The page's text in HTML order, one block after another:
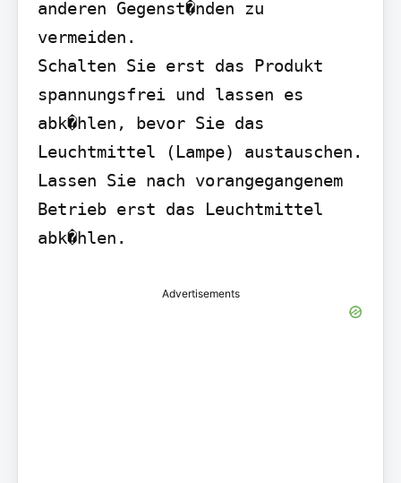
anderen Gegenst�nden zu
vermeiden.
Schalten Sie erst das Produkt
spannungsfrei und lassen es
abk�hlen, bevor Sie das
Leuchtmittel (Lampe) austauschen.
Lassen Sie nach vorangegangenem
Betrieb erst das Leuchtmittel
abk�hlen.
Advertisements